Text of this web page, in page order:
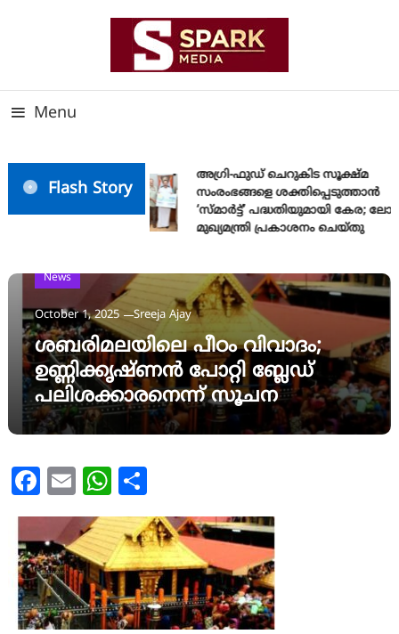
Menu
Flash Story
അഗ്രി-ഫുഡ് ചെറുകിട സൂക്ഷ്മ
സംരംഭങ്ങളെ ശക്തിപ്പെടുത്താന്‍
‘സ്മാര്‍ട്ട്’ പദ്ധതിയുമായി കേര;
മുഖ്യമന്ത്രി പ്രകാശനം ചെയ്തു
News
October 1, 2025 Sreeja Ajay
ശബരിമലയിലെ പീഠം വിവാദം;
ഉണ്ണിക്കൃഷ്ണൻ പോറ്റി ബ്ലേഡ്
പലിശക്കാരനെന്ന് സൂചന
Facebook
Email WhatsApp